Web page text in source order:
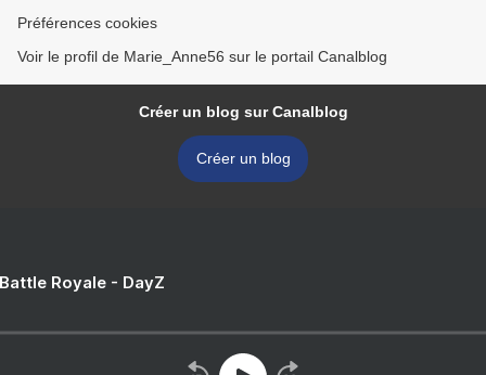
Préférences cookies
Voir le profil de Marie_Anne56 sur le portail Canalblog
Créer un blog sur Canalblog
Créer un blog
Royale - DayZ